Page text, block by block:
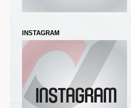
INSTAGRAM